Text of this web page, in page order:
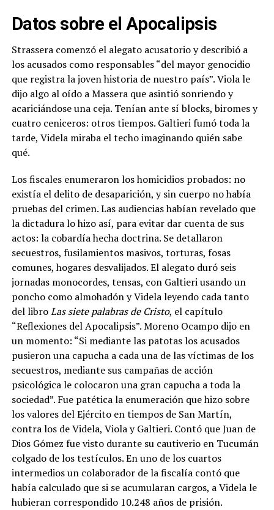
Datos sobre el Apocalipsis
Strassera comenzó el alegato acusatorio y describió a
los acusados como responsables “del mayor genocidio
que registra la joven historia de nuestro país”. Viola le
dijo algo al oído a Massera que asintió sonriendo y
acariciándose una ceja. Tenían ante sí blocks, biromes y
cuatro ceniceros: otros tiempos. Galtieri fumó toda la
tarde, Videla miraba el techo imaginando quién sabe
qué.
Los fiscales enumeraron los homicidios probados: no
existía el delito de desaparición, y sin cuerpo no había
pruebas del crimen. Las audiencias habían revelado que
la dictadura lo hizo así, para evitar dar cuenta de sus
actos: la cobardía hecha doctrina. Se detallaron
secuestros, fusilamientos masivos, torturas, fosas
comunes, hogares desvalijados. El alegato duró seis
jornadas monocordes, tensas, con Galtieri usando un
poncho como almohadón y Videla leyendo cada tanto
del libroLas siete palabras de Cristo, el capítulo
“Reflexiones del Apocalipsis”. Moreno Ocampo dijo en
un momento: “Si mediante las patotas los acusados
pusieron una capucha a cada una de las víctimas de los
secuestros, mediante sus campañas de acción
psicológica le colocaron una gran capucha a toda la
sociedad”. Fue patética la enumeración que hizo sobre
los valores del Ejército en tiempos de San Martín,
contra los de Videla, Viola y Galtieri. Contó que Juan de
Dios Gómez fue visto durante su cautiverio en Tucumán
colgado de los testículos. En uno de los cuartos
intermedios un colaborador de la fiscalía contó que
había calculado que si se acumularan cargos, a Videla le
hubieran correspondido 10.248 años de prisión.